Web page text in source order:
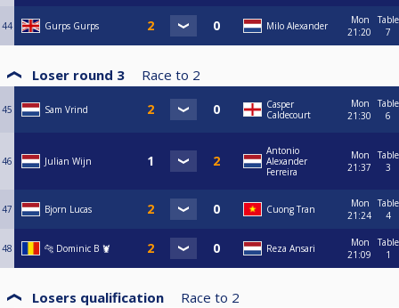
44 Gurps Gurps Milo Alexander
Mon
21:20
Table
7
Loser round 3 Race to 2
45 Sam Vrind
Casper
Caldecourt
Mon
21:30
Table
6
46 Julian Wijn
Antonio
Alexander
Ferreira
Mon
21:37
Table
3
47 Bjorn Lucas Cuong Tran
Mon
21:24
Table
4
48 🐆 Dominic B 🦞 Reza Ansari
Mon
21:09
Table
1
Losers qualification Race to 2